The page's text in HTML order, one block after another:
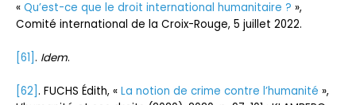
« Qu’est-ce que le droit international humanitaire ? »,
Comité international de la Croix-Rouge, 5 juillet 2022.
[61] . Idem.
[62] . FUCHS Édith, « La notion de crime contre l’humanité »,